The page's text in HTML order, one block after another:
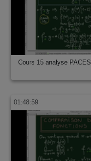
Cours 15 analyse PACES
01:48:59